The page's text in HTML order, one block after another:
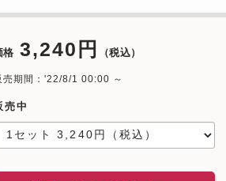
格 3,240円 （税込）
売期間：'22/8/1 00:00 ～
売中